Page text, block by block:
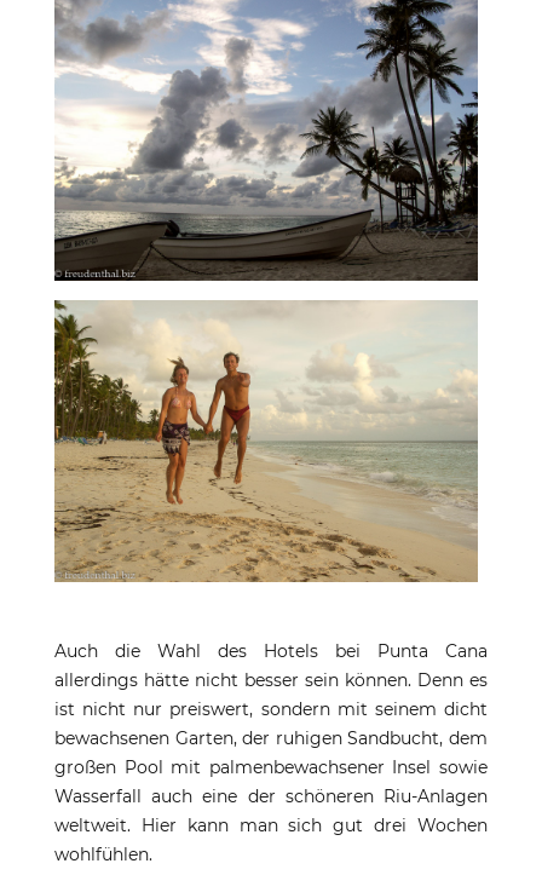
Auch die Wahl des Hotels bei Punta Cana
allerdings hätte nicht besser sein können. Denn es
ist nicht nur preiswert, sondern mit seinem dicht
bewachsenen Garten, der ruhigen Sandbucht, dem
großen Pool mit palmenbewachsener Insel sowie
Wasserfall auch eine der schöneren Riu-Anlagen
weltweit. Hier kann man sich gut drei Wochen
wohlfühlen.